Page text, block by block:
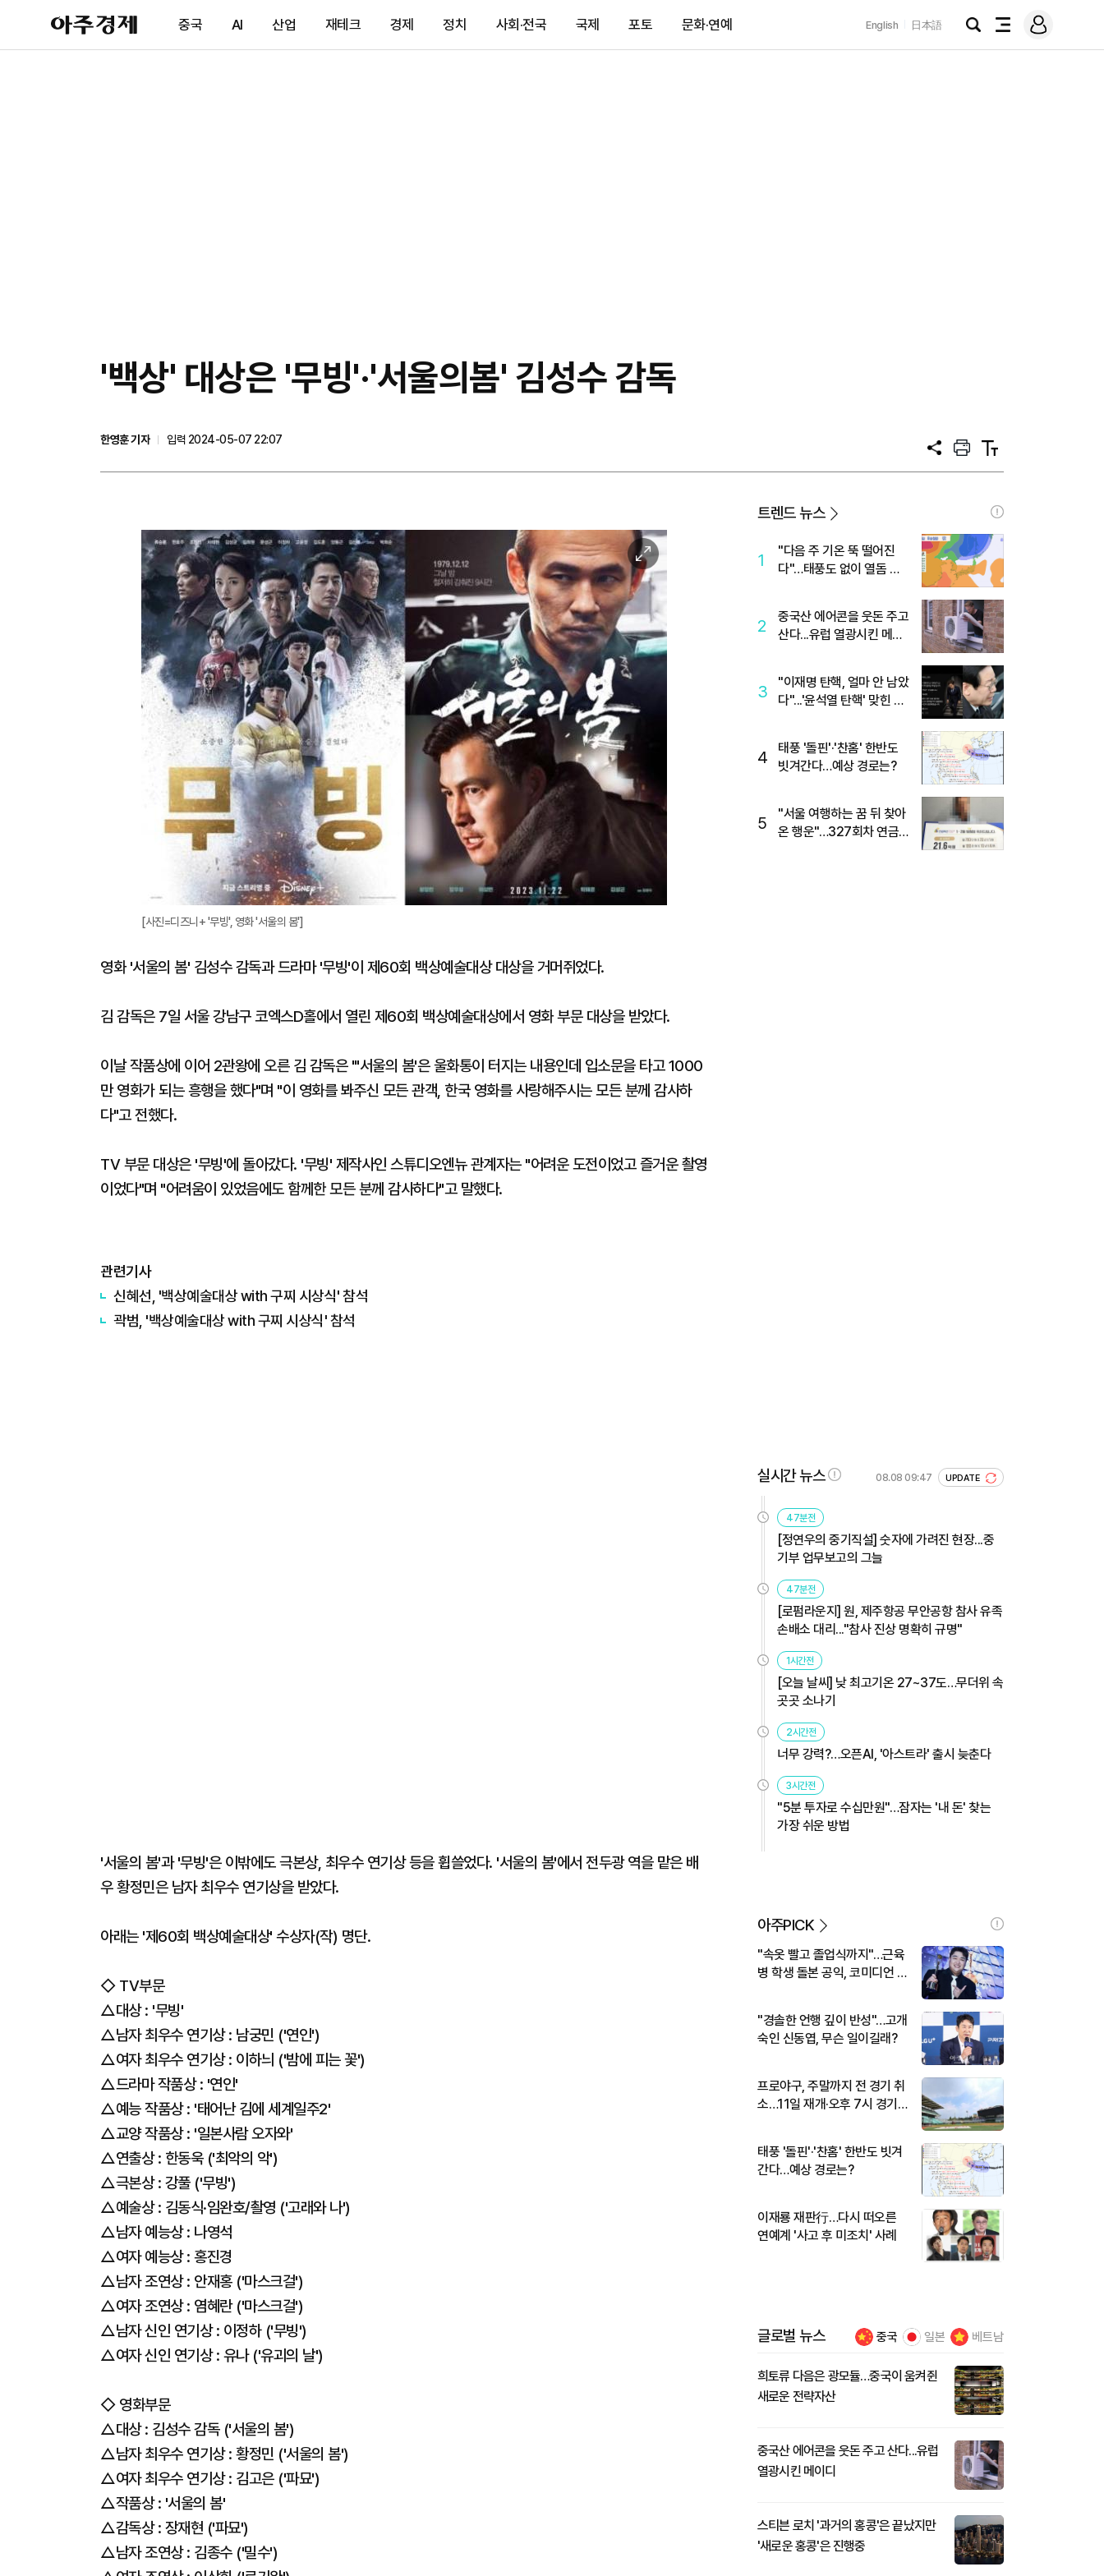
아
주
제
중국 AI 산업 재테크 경제 정치 사회·전국 국제 포토 문화·연예 English 日本語
검
전
메
그
'백상' 대상은 '무빙'·'서울의봄' 김성수 감독
한영훈 기자
입력 2024-05-07 22:07
공
프
트
텍
트
이
미
지
대
[사진=디즈니+ '무빙', 영화 '서울의 봄']
영화 '서울의 봄' 김성수 감독과 드라마 '무빙'이 제60회 백상예술대상 대상을 거머쥐었다.
김 감독은 7일 서울 강남구 코엑스D홀에서 열린 제60회 백상예술대상에서 영화 부문 대상을 받았다.
이날 작품상에 이어 2관왕에 오른 김 감독은 "'서울의 봄'은 울화통이 터지는 내용인데 입소문을 타고 1000
만 영화가 되는 흥행을 했다"며 "이 영화를 봐주신 모든 관객, 한국 영화를 사랑해주시는 모든 분께 감사하
다"고 전했다.
TV 부문 대상은 '무빙'에 돌아갔다. '무빙' 제작사인 스튜디오엔뉴 관계자는 "어려운 도전이었고 즐거운 촬영
이었다"며 "어려움이 있었음에도 함께한 모든 분께 감사하다"고 말했다.
관련기사
신혜선, '백상예술대상 with 구찌 시상식' 참석
곽범, '백상예술대상 with 구찌 시상식' 참석
'서울의 봄'과 '무빙'은 이밖에도 극본상, 최우수 연기상 등을 휩쓸었다. '서울의 봄'에서 전두광 역을 맡은 배
우 황정민은 남자 최우수 연기상을 받았다.
아래는 '제60회 백상예술대상' 수상자(작) 명단.
◇ TV부문
△대상 : '무빙'
△남자 최우수 연기상 : 남궁민 ('연인')
△여자 최우수 연기상 : 이하늬 ('밤에 피는 꽃')
△드라마 작품상 : '연인'
△예능 작품상 : '태어난 김에 세계일주2'
△교양 작품상 : '일본사람 오자와'
△연출상 : 한동욱 ('최악의 악')
△극본상 : 강풀 ('무빙')
△예술상 : 김동식·임완호/촬영 ('고래와 나')
△남자 예능상 : 나영석
△여자 예능상 : 홍진경
△남자 조연상 : 안재홍 ('마스크걸')
△여자 조연상 : 염혜란 ('마스크걸')
△남자 신인 연기상 : 이정하 ('무빙')
△여자 신인 연기상 : 유나 ('유괴의 날')
◇ 영화부문
△대상 : 김성수 감독 ('서울의 봄')
△남자 최우수 연기상 : 황정민 ('서울의 봄')
△여자 최우수 연기상 : 김고은 ('파묘')
△작품상 : '서울의 봄'
△감독상 : 장재현 ('파묘')
△남자 조연상 : 김종수 ('밀수')
트렌드 뉴스
1
"다음 주 기온 뚝 떨어진
다"…태풍도 없이 열돔 박
2
중국산 에어콘을 웃돈 주고
산다...유럽 열광시킨 메이
3
"이재명 탄핵, 얼마 안 남았
다"...'윤석열 탄핵' 맞힌 무
4
태풍 '돌핀'·'찬홈' 한반도
빗겨간다…예상 경로는?
5
"서울 여행하는 꿈 뒤 찾아
온 행운"…327회차 연금
실시간 뉴스 08.08 09:47 UPDATE
47분전
[정연우의 중기직설] 숫자에 가려진 현장...중
기부 업무보고의 그늘
47분전
[로펌라운지] 원, 제주항공 무안공항 참사 유족
손배소 대리..."참사 진상 명확히 규명"
1시간전
[오늘 날씨] 낮 최고기온 27~37도…무더위 속
곳곳 소나기
2시간전
너무 강력?…오픈AI, '아스트라' 출시 늦춘다
3시간전
"5분 투자로 수십만원"…잠자는 '내 돈' 찾는
가장 쉬운 방법
아주PICK
"속옷 빨고 졸업식까지"…근육
병 학생 돌본 공익, 코미디언 김
"경솔한 언행 깊이 반성"…고개
숙인 신동엽, 무슨 일이길래?
프로야구, 주말까지 전 경기 취
소…11일 재개·오후 7시 경기
태풍 '돌핀'·'찬홈' 한반도 빗겨
간다…예상 경로는?
이재룡 재판行…다시 떠오른
연예계 '사고 후 미조치' 사례
글로벌 뉴스 중국 일본 베트남
희토류 다음은 광모듈…중국이 움켜쥔
새로운 전략자산
중국산 에어콘을 웃돈 주고 산다...유럽
열광시킨 메이디
스티븐 로치 '과거의 홍콩'은 끝났지만
'새로운 홍콩'은 진행중